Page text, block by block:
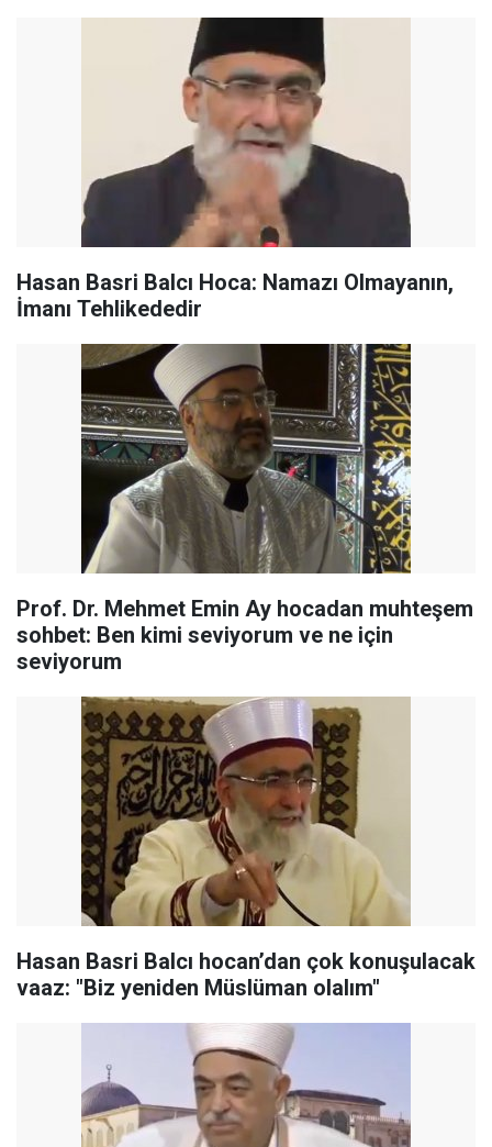
Hasan Basri Balcı Hoca: Namazı Olmayanın,
İmanı Tehlikededir
Prof. Dr. Mehmet Emin Ay hocadan muhteşem
sohbet: Ben kimi seviyorum ve ne için
seviyorum
Hasan Basri Balcı hocan’dan çok konuşulacak
vaaz: "Biz yeniden Müslüman olalım"